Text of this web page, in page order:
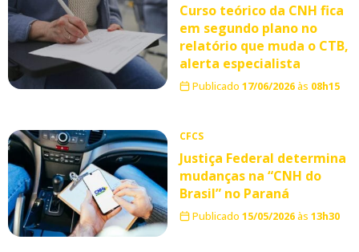
Curso teórico da CNH fica
em segundo plano no
relatório que muda o CTB,
alerta especialista
Publicado 17/06/2026às 08h15
CFCS
Justiça Federal determina
mudanças na “CNH do
Brasil” no Paraná
Publicado 15/05/2026às 13h30